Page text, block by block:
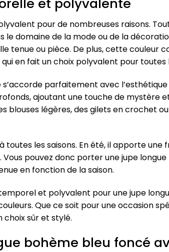
pour de nombreuses raisons.
le domaine de la mode ou de la
tenue ou pièce. De plus, cette couleur
en fait un choix polyvalent pour toutes
parfaitement avec
ajoutant une touche de mystère
blouses légères, des gilets en crochet
les saisons. En été, il apporte une
pouvez donc porter une jupe
en fonction de la saison.
et polyvalent pour une jupe
Que ce soit pour une occasion
choix sûr et stylé.
bohème bleu foncé